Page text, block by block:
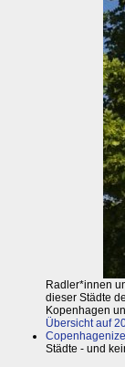
Radler*innen
dieser Städte
Kopenhagen
Übersicht auf
Städte - und